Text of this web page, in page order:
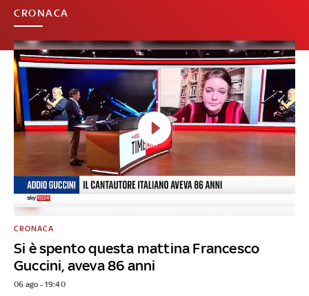
CRONACA
Si è spento questa mattina Francesco
Guccini, aveva 86 anni
CRONACA
06 ago - 19:40